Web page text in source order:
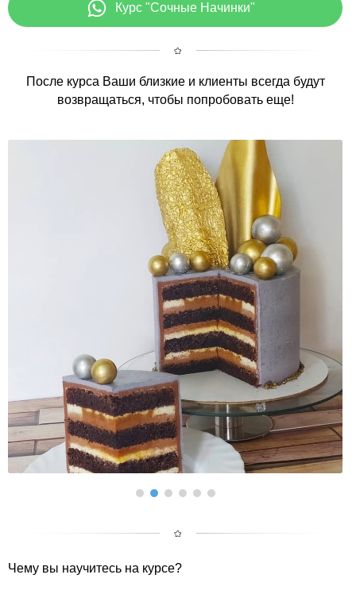
Курс "Сочные Начинки"
После курса Ваши близкие и клиенты всегда будут
возвращаться, чтобы попробовать еще!
Чему вы научитесь на курсе?